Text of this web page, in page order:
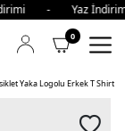
- Yaz
0
Yaka Logolu Erkek T Shirt